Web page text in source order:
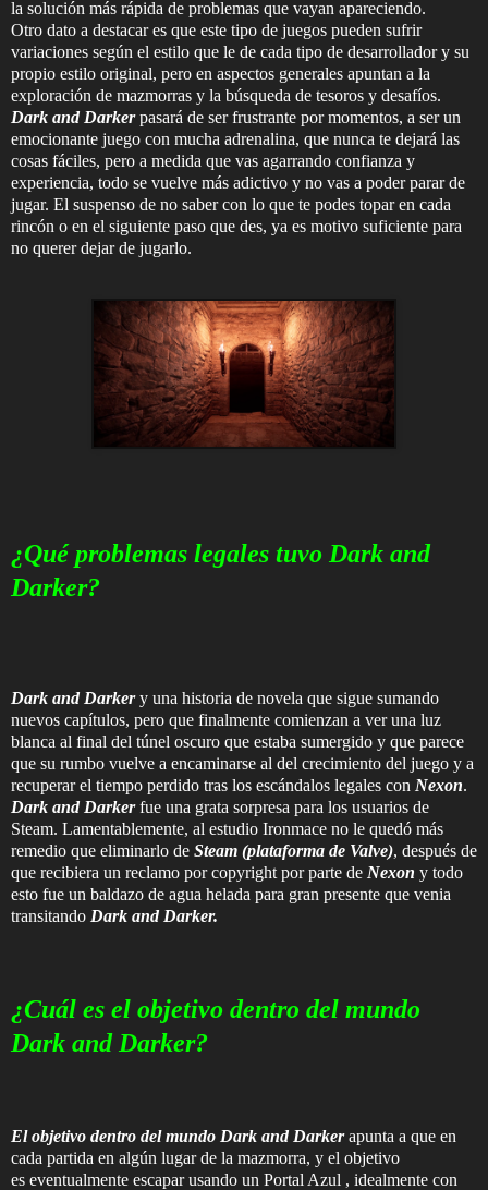
la solución más rápida de problemas que vayan apareciendo.
Otro dato a destacar es que este tipo de juegos pueden sufrir
variaciones según el estilo que le de cada tipo de desarrollador y su
propio estilo original, pero en aspectos generales apuntan a la
exploración de mazmorras y la búsqueda de tesoros y desafíos.
Dark and Darkerpasará de ser frustrante por momentos, a ser un
emocionante juego con mucha adrenalina, que nunca te dejará las
cosas fáciles, pero a medida que vas agarrando confianza y
experiencia, todo se vuelve más adictivo y no vas a poder parar de
jugar. El suspenso de no saber con lo que te podes topar en cada
rincón o en el siguiente paso que des, ya es motivo suficiente para
no querer dejar de jugarlo.
¿Qué problemas legales tuvo Dark and
Darker?
Dark and Darkery una historia de novela que sigue sumando
nuevos capítulos, pero que finalmente comienzan a ver una luz
blanca al final del túnel oscuro que estaba sumergido y que parece
que su rumbo vuelve a encaminarse al del crecimiento del juego y a
recuperar el tiempo perdido tras los escándalos legales con Nexon.
Dark and Darkerfue una grata sorpresa para los usuarios de
Steam. Lamentablemente, al estudio Ironmace no le quedó más
remedio que eliminarlo de Steam (plataforma de Valve), después de
que recibiera un reclamo por copyright por parte de Nexon y todo
esto fue un baldazo de agua helada para gran presente que venia
transitando Dark and Darker.
¿Cuál es el objetivo dentro del mundo
Dark and Darker?
El objetivo dentro del mundo Dark and Darkerapunta a que en
cada partida en algún lugar de la mazmorra, y el objetivo
es eventualmente escapar usando un Portal Azul , idealmente con